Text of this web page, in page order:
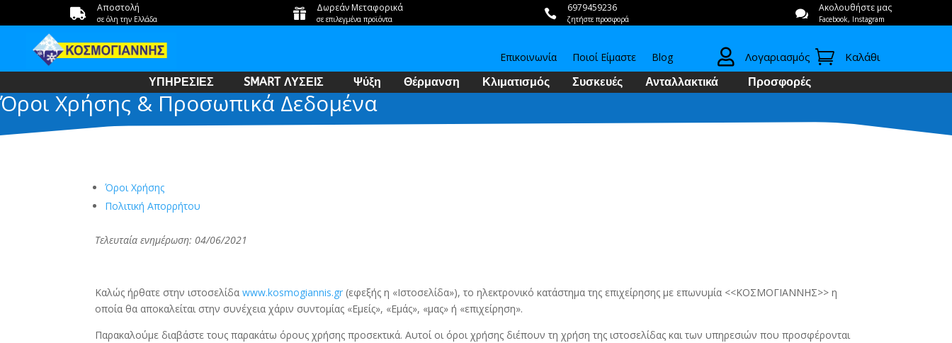
 Αποστολή
σε όλη την Ελλάδα  Δωρεάν Μεταφορικά
σε επιλεγμένα προϊόντα  6979459236
ζητήστε προσφορά  Ακολουθήστε μας
Facebook, Instagram
Επικοινωνία Ποιοί Είμαστε Blog  Λογαριασμός  Καλάθι
ΥΠΗΡΕΣΙΕΣ SMART ΛΥΣΕΙΣ Ψύξη Θέρμανση Κλιματισμός Συσκευές Ανταλλακτικά Προσφορές
Όροι Χρήσης & Προσωπικά Δεδομένα
Όροι Χρήσης
Πολιτική Απορρήτου
Τελευταία ενημέρωση: 04/06/2021
Καλώς ήρθατε στην ιστοσελίδαwww.kosmogiannis.gr (εφεξής η «Ιστοσελίδα»), το ηλεκτρονικό κατάστημα της επιχείρησης με επωνυμία <<ΚΟΣΜΟΓΙΑΝΝΗΣ>> η
οποία θα αποκαλείται στην συνέχεια χάριν συντομίας «Εμείς», «Εμάς», «μας» ή «επιχείρηση».
Παρακαλούμε διαβάστε τους παρακάτω όρους χρήσης προσεκτικά. Αυτοί οι όροι χρήσης διέπουν τη χρήση της ιστοσελίδας και των υπηρεσιών που προσφέρονται